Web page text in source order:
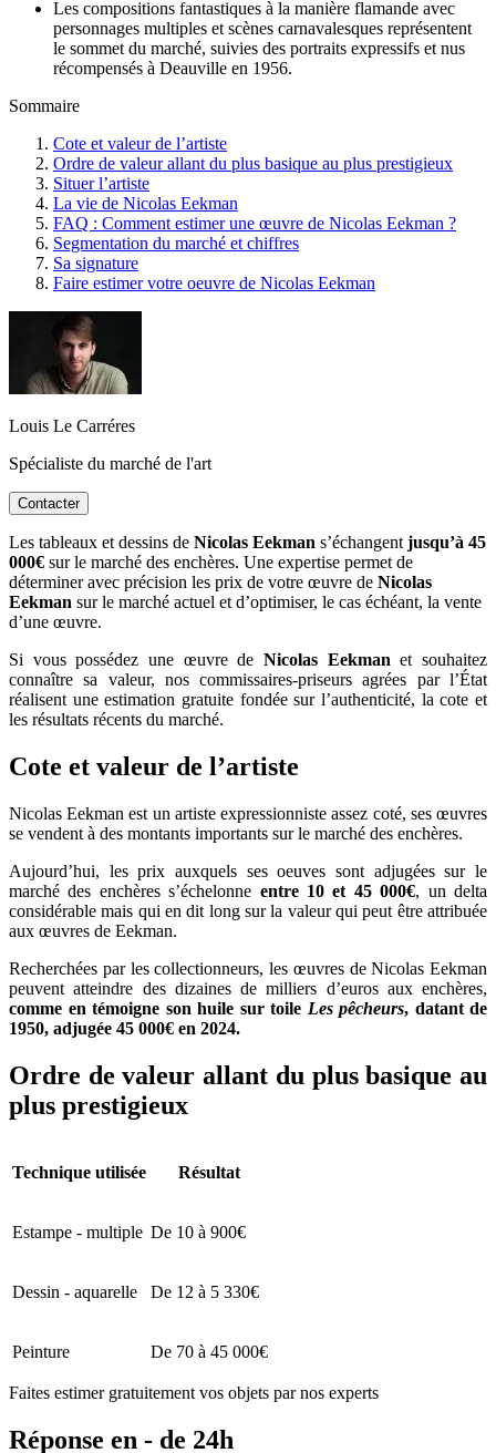
Les compositions fantastiques à la manière flamande avec
personnages multiples et scènes carnavalesques représentent
le sommet du marché, suivies des portraits expressifs et nus
récompensés à Deauville en 1956.
Sommaire
Cote et valeur de l’artiste
Ordre de valeur allant du plus basique au plus prestigieux
Situer l’artiste
La vie de Nicolas Eekman
FAQ : Comment estimer une œuvre de Nicolas Eekman ?
Segmentation du marché et chiffres
Sa signature
Faire estimer votre oeuvre de Nicolas Eekman
Louis Le Carréres
Spécialiste du marché de l'art
Contacter
Les tableaux et dessins de Nicolas Eekman s’échangent jusqu’à 45
000€ sur le marché des enchères. Une expertise permet de
déterminer avec précision les prix de votre œuvre de Nicolas
Eekman sur le marché actuel et d’optimiser, le cas échéant, la vente
d’une œuvre.
Si vous possédez une œuvre de Nicolas Eekman et souhaitez
connaître sa valeur, nos commissaires-priseurs agrées par l’État
réalisent une estimation gratuite fondée sur l’authenticité, la cote et
les résultats récents du marché.
Cote et valeur de l’artiste
Nicolas Eekman est un artiste expressionniste assez coté, ses œuvres
se vendent à des montants importants sur le marché des enchères.
Aujourd’hui, les prix auxquels ses oeuves sont adjugées sur le
marché des enchères s’échelonne entre 10 et 45 000€, un delta
considérable mais qui en dit long sur la valeur qui peut être attribuée
aux œuvres de Eekman.
Recherchées par les collectionneurs, les œuvres de Nicolas Eekman
peuvent atteindre des dizaines de milliers d’euros aux enchères,
comme en témoigne son huile sur toile Les pêcheurs, datant de
1950, adjugée 45 000€ en 2024.
Ordre de valeur allant du plus basique au
plus prestigieux
Technique utilisée Résultat
Estampe - multiple De 10 à 900€
Dessin - aquarelle De 12 à 5 330€
Peinture De 70 à 45 000€
Faites estimer gratuitement vos objets par nos experts
Réponse en - de 24h